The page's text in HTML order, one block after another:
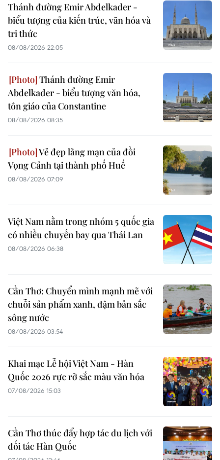
Thánh đường Emir Abdelkader -
biểu tượng của kiến trúc, văn hóa và
tri thức
08/08/2026 22:05
Thánh đường Emir
Abdelkader - biểu tượng văn hóa,
tôn giáo của Constantine
08/08/2026 08:35
Vẻ đẹp lãng mạn của đồi
Vọng Cảnh tại thành phố Huế
08/08/2026 07:09
Việt Nam nằm trong nhóm 5 quốc gia
có nhiều chuyến bay qua Thái Lan
08/08/2026 06:38
Cần Thơ: Chuyển mình mạnh mẽ với
chuỗi sản phẩm xanh, đậm bản sắc
sông nước
08/08/2026 03:54
Khai mạc Lễ hội Việt Nam - Hàn
Quốc 2026 rực rỡ sắc màu văn hóa
07/08/2026 15:03
Cần Thơ thúc đẩy hợp tác du lịch với
đối tác Hàn Quốc